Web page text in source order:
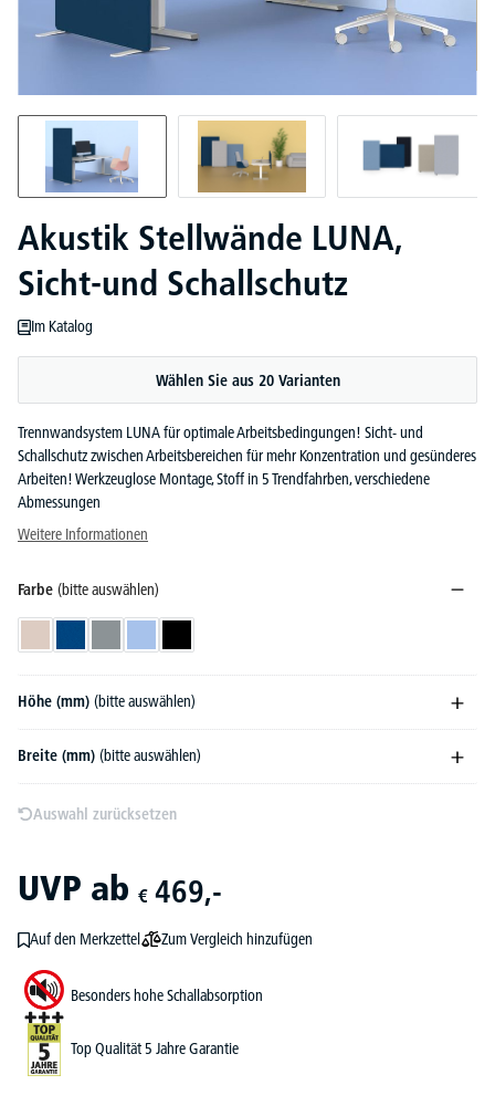
Akustik Stellwände LUNA,
Sicht-und Schallschutz
Im Katalog
Wählen Sie aus 20 Varianten
Trennwandsystem LUNA für optimale Arbeitsbedingungen! Sicht- und
Schallschutz zwischen Arbeitsbereichen für mehr Konzentration und gesünderes
Arbeiten! Werkzeuglose Montage, Stoff in 5 Trendfahrben, verschiedene
Abmessungen
Weitere Informationen
Farbe (bitte auswählen)
Höhe (mm) (bitte auswählen)
Breite (mm) (bitte auswählen)
Auswahl zurücksetzen
UVP ab € 469,-
Auf den Merkzettel Zum Vergleich hinzufügen
Besonders hohe Schallabsorption
Top Qualität 5 Jahre Garantie